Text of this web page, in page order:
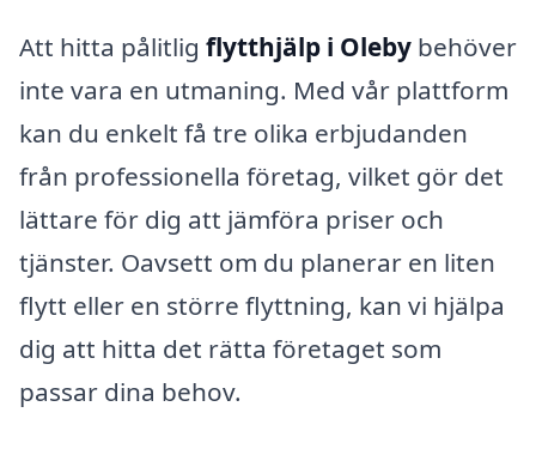
Att hitta pålitlig flytthjälp i Oleby behöver
inte vara en utmaning. Med vår plattform
kan du enkelt få tre olika erbjudanden
från professionella företag, vilket gör det
lättare för dig att jämföra priser och
tjänster. Oavsett om du planerar en liten
flytt eller en större flyttning, kan vi hjälpa
dig att hitta det rätta företaget som
passar dina behov.